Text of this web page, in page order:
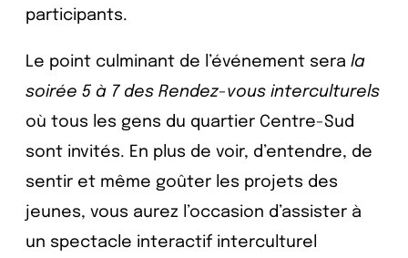
participants.
Le point culminant de l’événement sera la
soirée 5 à 7 des Rendez-vous interculturels
où tous les gens du quartier Centre-Sud
sont invités. En plus de voir, d’entendre, de
sentir et même goûter les projets des
jeunes, vous aurez l’occasion d’assister à
un spectacle interactif interculturel